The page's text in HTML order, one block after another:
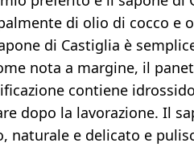
di olio di cocco e
di Castiglia è
nota a margine, il
contiene
dopo la lavorazione. Il
naturale e delicato e